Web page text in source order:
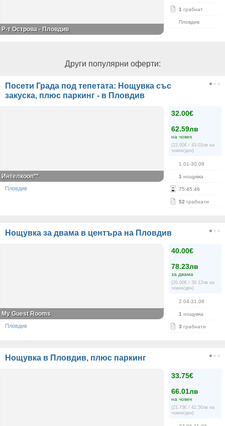
1 грабнат
Пловдив
Р-т Острова - Пловдив
Други популярни оферти:
Посети Града под тепетата: Нощувка със
закуска, плюс паркинг - в Пловдив
32.00€
62.59лв
на човек
(22.00€ / 43.03лв на
човек/ден)
1.01-30.09
1 нощувка
75:45:46
52 грабнати
Интелкооп**
Пловдив
Нощувка за двама в центъра на Пловдив
40.00€
78.23лв
за двама
(20.00€ / 39.12лв на
човек/ден)
2.04-31.08
1 нощувка
3 грабнати
My Guest Rooms
Пловдив
Нощувка в Пловдив, плюс паркинг
33.75€
66.01лв
на човек
(21.73€ / 42.50лв на
човек/ден)